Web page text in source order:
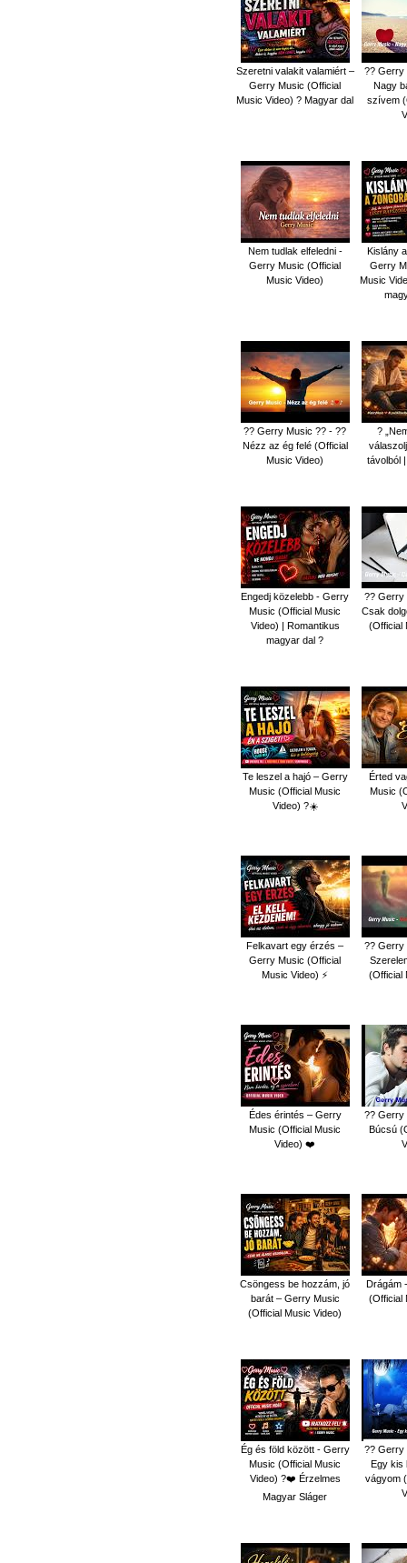
Szeretni valakit valamiért –
Gerry Music (Official
Music Video) ? Magyar dal
?? Gerry
Nagy
szívem
Nem tudlak elfeledni -
Gerry Music (Official
Music Video)
Kislány
Gerry
Music
?? Gerry Music ?? - ??
Nézz az ég felé (Official
Music Video)
?
távolból
Engedj közelebb - Gerry
Music (Official Music
Video) | Romantikus
magyar dal ?
?? Gerry
Csak
(Official
Te leszel a hajó – Gerry
Music (Official Music
Video) ?☀️
Érted
Music
Felkavart egy érzés –
Gerry Music (Official
Music Video) ⚡
?? Gerry
(Official
Édes érintés – Gerry
Music (Official Music
Video) ❤️
?? Gerry
Búcsú
Csöngess be hozzám, jó
barát – Gerry Music
(Official Music Video)
Drágám
(Official
Ég és föld között - Gerry
Music (Official Music
Video) ?❤️ Érzelmes
Magyar Sláger
?? Gerry
Egy kis
vágyom